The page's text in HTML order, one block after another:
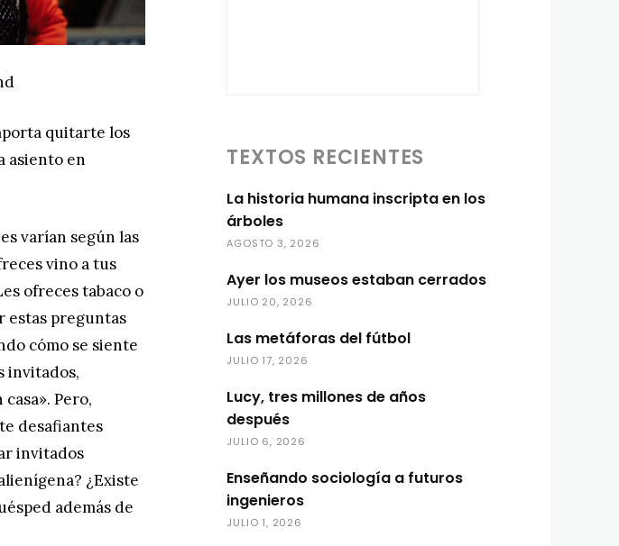
quitarte los
asiento en
varían según las
vino a tus
ofreces tabaco o
estas preguntas
cómo se siente
invitados,
Pero,
desafiantes
invitados
¿Existe
además de
TEXTOS RECIENTES
La historia humana inscripta en los
árboles
AGOSTO 3, 2026
Ayer los museos estaban cerrados
JULIO 20, 2026
Las metáforas del fútbol
JULIO 17, 2026
Lucy, tres millones de años
después
JULIO 6, 2026
Enseñando sociología a futuros
ingenieros
JULIO 1, 2026